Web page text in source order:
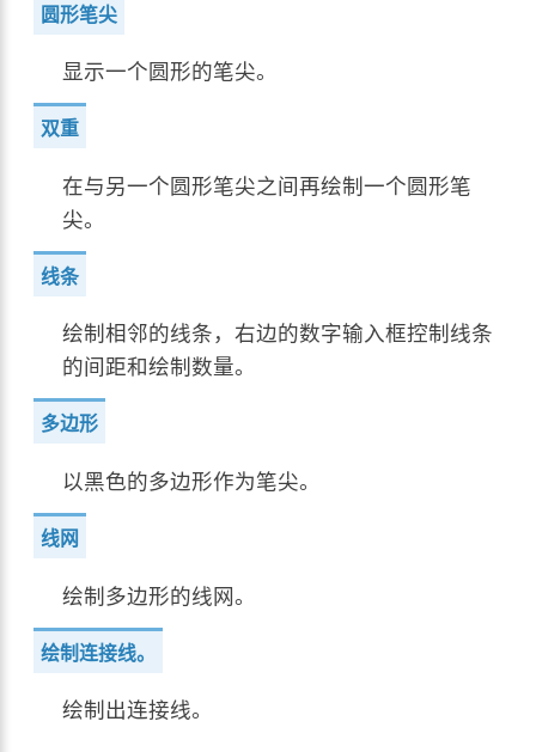
圆形笔尖
显示一个圆形的笔尖。
双重
在与另一个圆形笔尖之间再绘制一个圆形笔
尖。
线条
绘制相邻的线条，右边的数字输入框控制线条
的间距和绘制数量。
多边形
以黑色的多边形作为笔尖。
线网
绘制多边形的线网。
绘制连接线。
绘制出连接线。